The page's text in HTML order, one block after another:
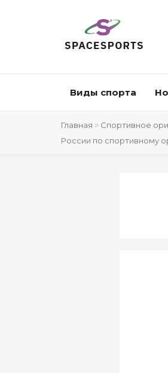
Виды спорта
Главная Спортивное
России по спортивному